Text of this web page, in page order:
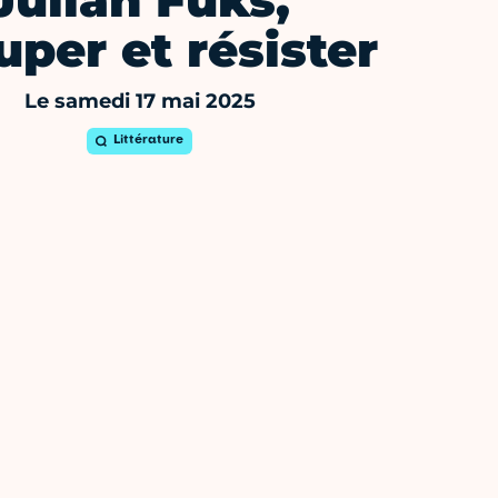
et résister
Le samedi 17 mai 2025
Littérature